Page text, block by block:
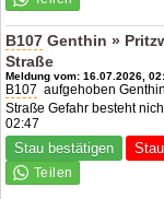
B107 Genthin »
Straße
Meldung vom: 16.07.2026,
B107 aufgehoben
Straße Gefahr besteht
02:47
Stau bestätigen